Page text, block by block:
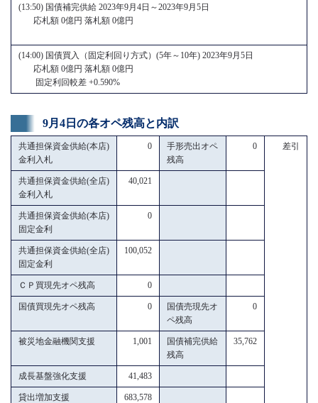
(13:50) 国債補完供給 2023年9月4日～2023年9月5日
応札額 0億円 落札額 0億円
(14:00) 国債買入（固定利回り方式）(5年～10年) 2023年9月5日
応札額 0億円 落札額 0億円
固定利回較差 +0.590%
9月4日の各オペ残高と内訳
共通担保資金供給(本店)
金利入札
0
手形売出オペ
残高
0 差引
共通担保資金供給(全店)
金利入札
40,021
共通担保資金供給(本店)
固定金利
0
共通担保資金供給(全店)
固定金利
100,052
ＣＰ買現先オペ残高 0
国債買現先オペ残高 0
国債売現先オ
ペ残高
0
被災地金融機関支援 1,001
国債補完供給
残高
35,762
成長基盤強化支援 41,483
貸出増加支援 683,578